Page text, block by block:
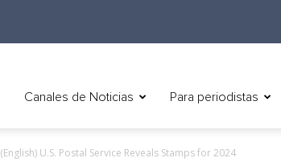
Canales de Noticias Para periodistas
(English) U.S. Postal Service Reveals Stamps for 2024